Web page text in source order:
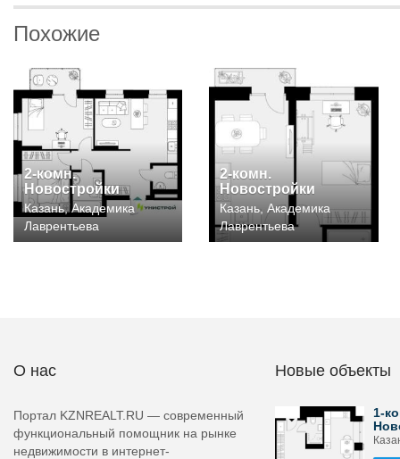
Похожие
2-комн.
Новостройки
Казань, Академика
Лаврентьева
2-комн.
Новостройки
Казань, Академика
Лаврентьева
О нас
Портал KZNREALT.RU — современный
функциональный помощник на рынке
недвижимости в интернет-
Новые объекты
1-